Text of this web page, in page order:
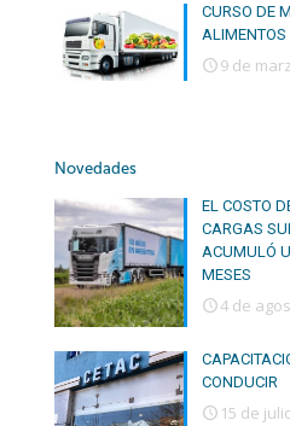
CURSO DE
ALIMENTOS
9 de
Novedades
EL COSTO
CARGAS
ACUMULÓ
MESES
4 de
CONDUCIR
15 de